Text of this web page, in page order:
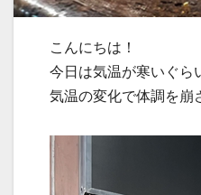
こんにちは！
今日は気温が寒いぐら
気温の変化で体調を崩